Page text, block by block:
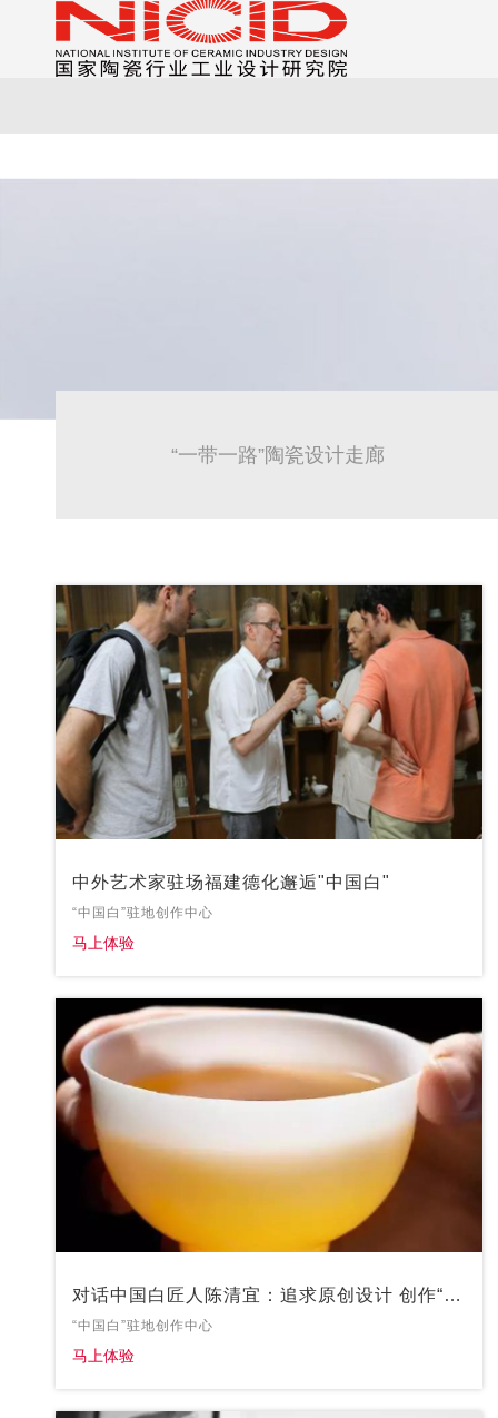
“一带一路”陶瓷设计走廊
中外艺术家驻场福建德化邂逅"中国白"
“中国白”驻地创作中心
马上体验
对话中国白匠人陈清宜：追求原创设计 创作“世
界最薄陶瓷杯”
“中国白”驻地创作中心
马上体验